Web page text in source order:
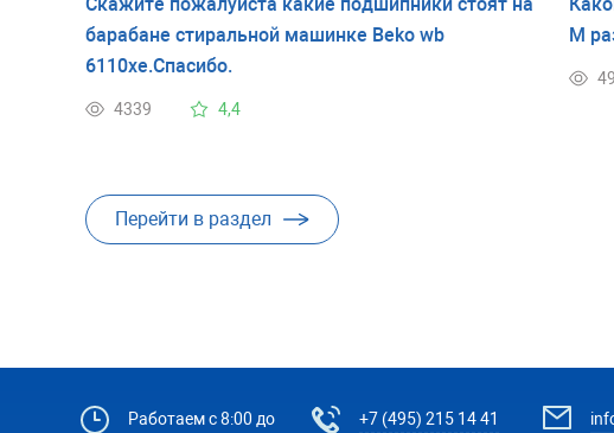
барабане стиральной машинке Beko wb
6110xe.Спасибо.
4339 4,4
M
Перейти в раздел
Работаем с 8:00 до
+7 (495) 215 14 41